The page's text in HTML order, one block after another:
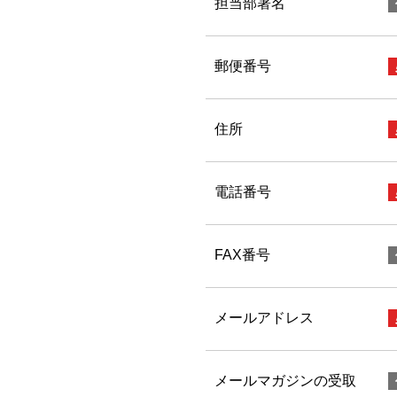
担当部署名
郵便番号
住所
電話番号
FAX番号
メールアドレス
メールマガジンの受取